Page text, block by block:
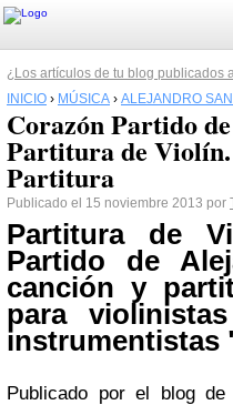
¿Los artículos de tu blog publicados
INICIO › MÚSICA › ALEJANDRO
Corazón Partido
Partitura de
Partitura
Publicado el 15 noviembre 2013 por
Partitura de
Partido de
canción y
para
instrumentistas
Publicado por el blog de